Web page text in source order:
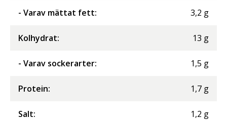
- Varav mättat fett: 3,2 g
Kolhydrat: 13 g
- Varav sockerarter: 1,5 g
Protein: 1,7 g
Salt: 1,2 g